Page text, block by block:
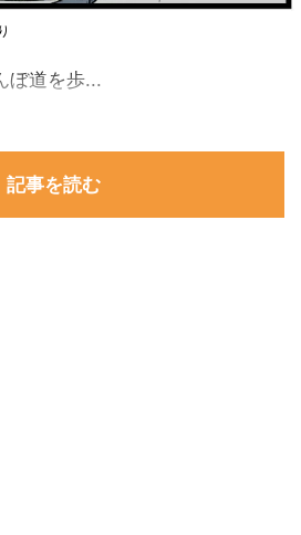
ぼ道を歩...
記事を読む